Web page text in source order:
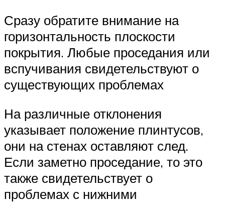
Сразу обратите внимание на
горизонтальность плоскости
покрытия. Любые проседания или
вспучивания свидетельствуют о
существующих проблемах
На различные отклонения
указывает положение плинтусов,
они на стенах оставляют след.
Если заметно проседание, то это
также свидетельствует о
проблемах с нижними